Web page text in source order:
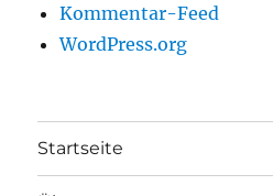
Kommentar-Feed
WordPress.org
Startseite